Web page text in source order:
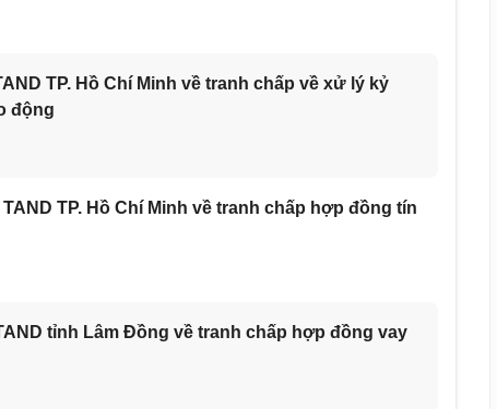
TP. Hồ Chí Minh về tranh chấp về xử lý kỷ
động
TP. Hồ Chí Minh về tranh chấp hợp đồng tín
tỉnh Lâm Đồng về tranh chấp hợp đồng vay